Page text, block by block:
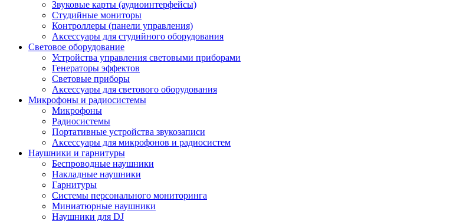
Звуковые карты (аудиоинтерфейсы)
Студийные мониторы
Контроллеры (панели управления)
Аксессуары для студийного оборудования
Световое оборудование
Устройства управления световыми приборами
Генераторы эффектов
Световые приборы
Аксессуары для светового оборудования
Микрофоны и радиосистемы
Микрофоны
Радиосистемы
Портативные устройства звукозаписи
Аксессуары для микрофонов и радиосистем
Наушники и гарнитуры
Беспроводные наушники
Накладные наушники
Гарнитуры
Системы персонального мониторинга
Миниатюрные наушники
Наушники для DJ